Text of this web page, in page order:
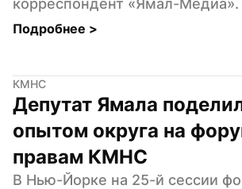
корреспондент «Ямал-Медиа».
Подробнее >
КМНС
Депутат Ямала
опытом округа на
правам КМНС
В Нью-Йорке на 25-й сессии